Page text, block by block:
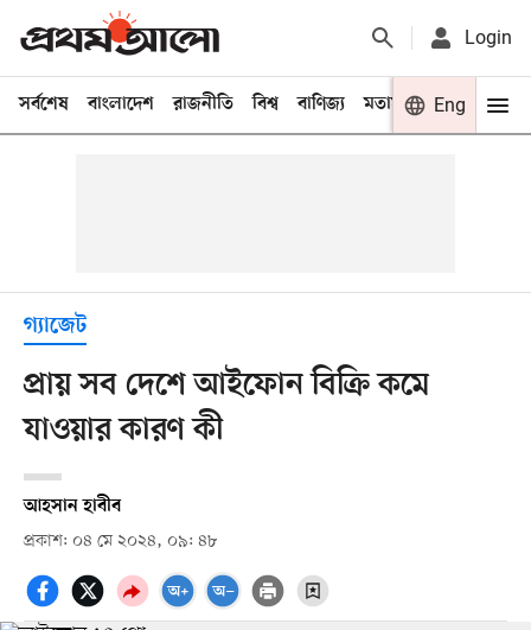
Login
সর্বশেষ বাংলাদেশ রাজনীতি বিশ্ব বাণিজ্য মতামত খেলা
Eng
গ্যাজেট
প্রায় সব দেশে আইফোন বিক্রি কমে
যাওয়ার কারণ কী
আহসান হাবীব
প্রকাশ: ০৪ মে ২০২৪, ০৯: ৪৮